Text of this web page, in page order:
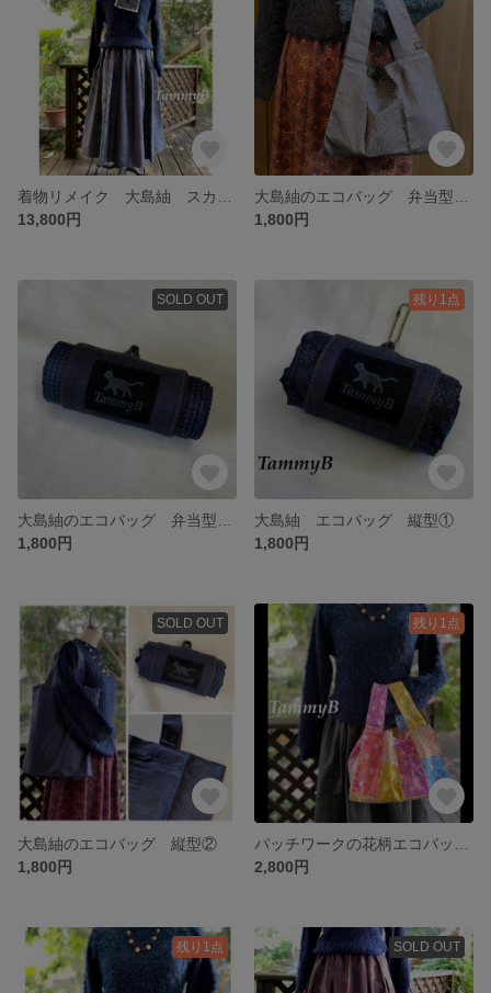
13,800円
1,800円
SOLD OUT
1,800円
残り1点
大島紬 エコバッグ 縦型①
1,800円
SOLD OUT
大島紬のエコバッグ 縦型②
1,800円
残り1点
2,800円
残り1点 SOLD OUT